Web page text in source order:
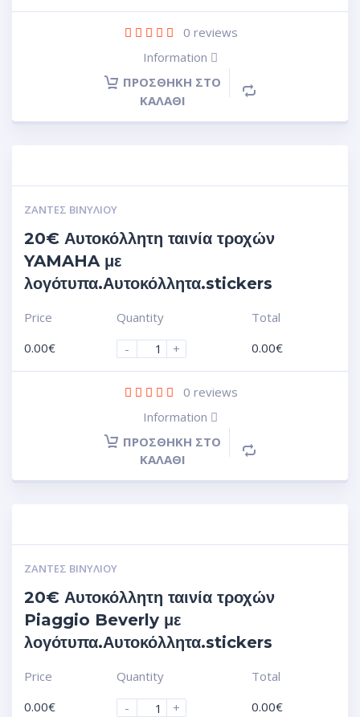
0 reviews
Information
ΠΡΟΣΘΉΚΗ ΣΤΟ
ΚΑΛΆΘΙ
ΖΆΝΤΕΣ ΒΙΝΥΛΊΟΥ
20€ Αυτοκόλλητη ταινία τροχών
YAMAHA με
λογότυπα.Αυτοκόλλητα.stickers
Price
0.00€
Quantity
-
+
Total
0.00€
0 reviews
Information
ΠΡΟΣΘΉΚΗ ΣΤΟ
ΚΑΛΆΘΙ
ΖΆΝΤΕΣ ΒΙΝΥΛΊΟΥ
20€ Αυτοκόλλητη ταινία τροχών
Piaggio Beverly με
λογότυπα.Αυτοκόλλητα.stickers
Price
0.00€
Quantity
-
+
Total
0.00€